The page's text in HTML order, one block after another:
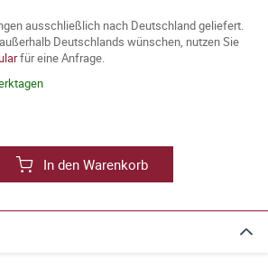
ausschließlich nach Deutschland geliefert.
Deutschlands wünschen, nutzen Sie
für eine Anfrage.
In den Warenkorb